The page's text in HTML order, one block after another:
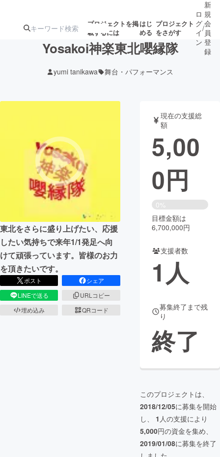
プロジェクトを掲
載するには
はじ
める
プロジェクト
をさがす
テクノロジー・ガジェット ゲーム・サ
映像・映画
ビジネス・起業 チャレンジ
まちづくり・地域活性化
CAMPFIRE for Social Good
CAMPFIRE Creation
CAMPFIREふるさと納税machi-ya コミュニティ
ロ
グ
イ
ン
/
新
規
会
員
登
録
Yosakoi神楽東北嚶縁隊
yumi tanikawa 舞台・パフォーマンス
東北をさらに盛り上げたい、応援
したい気持ちで来年1/1発足へ向
けて頑張っています。皆様のお力
を頂きたいです。
ポスト
シェア
LINEで送る
URLコピー
埋め込み
QRコード
現在の支援総
額
5,00
0円
0%
目標金額は
6,700,000円
支援者数
1人
募集終了まで残
り
終了
このプロジェクトは、
2018/12/05に募集を開始
し、 1 人の支援により
5,000円の資金を集め、
2019/01/08に募集を終了